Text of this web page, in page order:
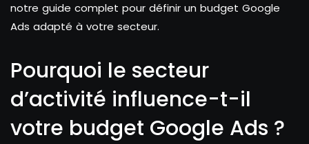
notre guide complet pour définir un budget Google
Ads adapté à votre secteur.
Pourquoi le secteur
d’activité influence-t-il
votre budget Google Ads ?